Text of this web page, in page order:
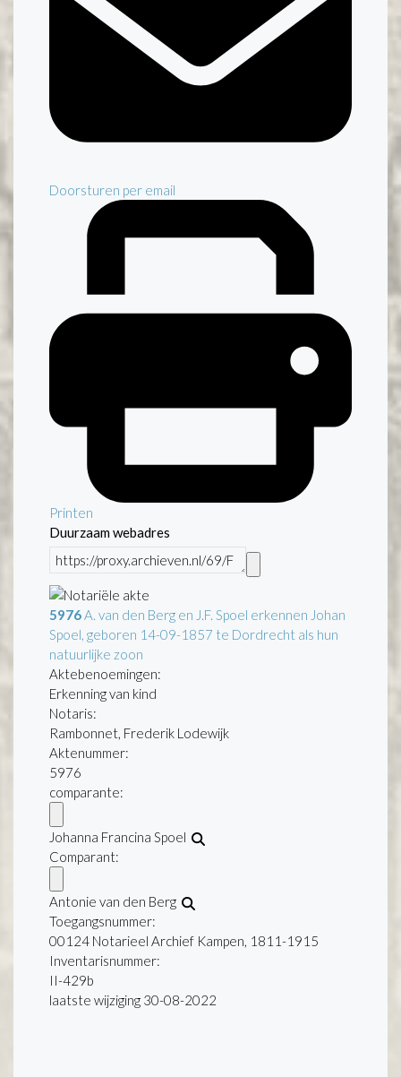
Doorsturen per email
Printen
Duurzaam webadres
5976A. van den Berg en J.F. Spoel erkennen Johan
Spoel, geboren 14-09-1857 te Dordrecht als hun
natuurlijke zoon
Aktebenoemingen:
Erkenning van kind
Notaris:
Rambonnet, Frederik Lodewijk
Aktenummer:
5976
comparante:
Johanna Francina Spoel
Comparant:
Antonie van den Berg
Toegangsnummer:
00124 Notarieel Archief Kampen, 1811-1915
Inventarisnummer:
II-429b
laatste wijziging 30-08-2022